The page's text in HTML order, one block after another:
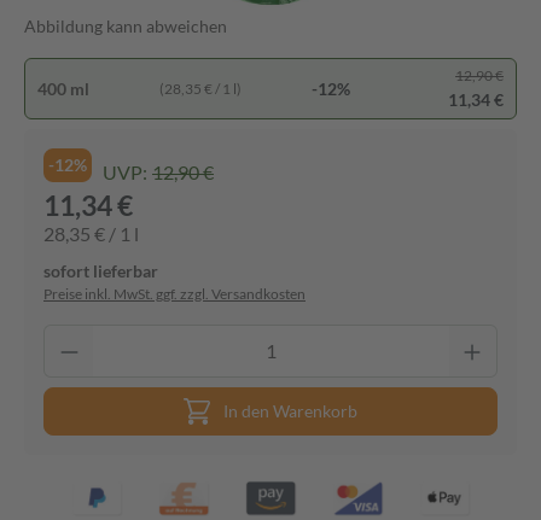
Abbildung kann abweichen
400 ml (28,35 € / 1 l) -12%
12,90 €
11,34 €
-12% UVP: 12,90 €
11,34 €
28,35 € / 1 l
sofort lieferbar
Preise inkl. MwSt. ggf. zzgl. Versandkosten
In den Warenkorb